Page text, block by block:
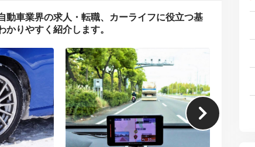
動車業界の求人・転職、カーライフに役立つ基
りやすく紹介します。